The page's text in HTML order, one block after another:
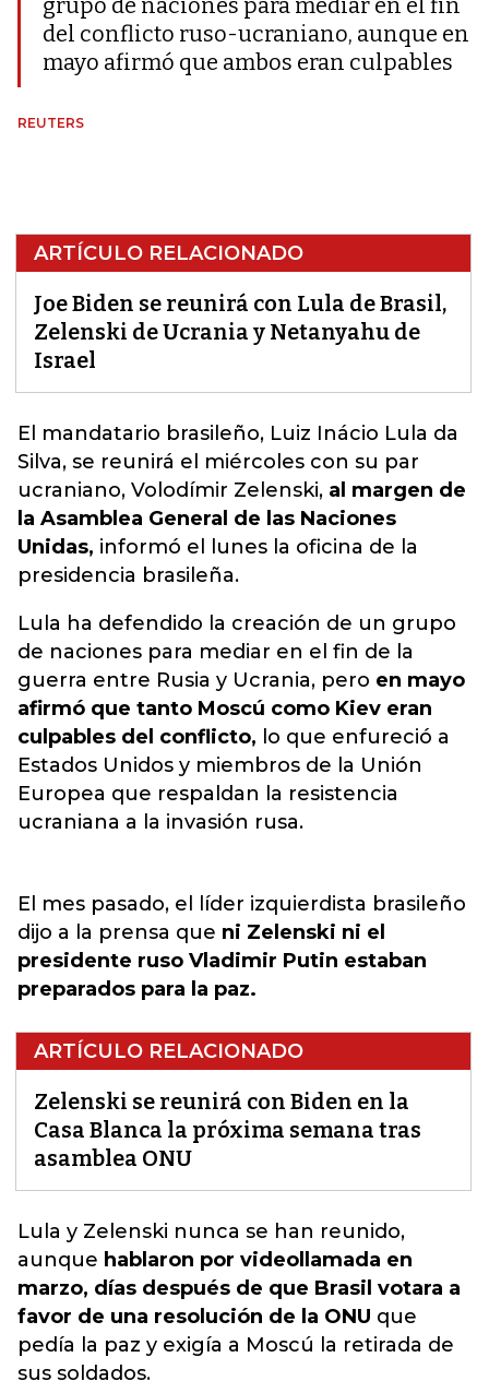
grupo de naciones para mediar en el fin
del conflicto ruso-ucraniano, aunque en
mayo afirmó que ambos eran culpables
REUTERS
ARTÍCULO RELACIONADO
Joe Biden se reunirá con Lula de Brasil,
Zelenski de Ucrania y Netanyahu de
Israel
El mandatario brasileño, Luiz Inácio Lula da
Silva, se reunirá el miércoles con su par
ucraniano, Volodímir Zelenski, al margen de
la Asamblea General de las Naciones
Unidas, informó el lunes la oficina de la
presidencia brasileña.
Lula ha defendido la creación de un grupo
de naciones para mediar en el fin de la
guerra entre Rusia y Ucrania, pero en mayo
afirmó que tanto Moscú como Kiev eran
culpables del conflicto, lo que enfureció a
Estados Unidos y miembros de la Unión
Europea que respaldan la resistencia
ucraniana a la invasión rusa.
El mes pasado, el líder izquierdista brasileño
dijo a la prensa que ni Zelenski ni el
presidente ruso Vladimir Putin estaban
preparados para la paz.
ARTÍCULO RELACIONADO
Zelenski se reunirá con Biden en la
Casa Blanca la próxima semana tras
asamblea ONU
Lula y Zelenski nunca se han reunido,
aunque hablaron por videollamada en
marzo, días después de que Brasil votara a
favor de una resolución de la ONU que
pedía la paz y exigía a Moscú la retirada de
sus soldados.